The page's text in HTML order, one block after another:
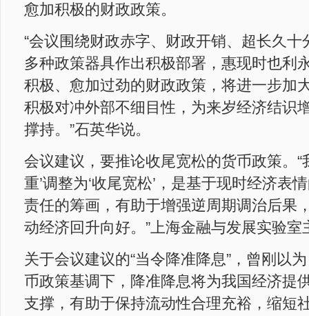
愈加积极的财政政策。
“会议围绕财政赤字、财政开销、超长久十
多种政策器具作出积极部署，惠现时也利
积极、愈加过劲的财政政策，将进一步加
积极对冲外部不细目性，为来岁经济结识
撑持。”石英华说。
会议建议，要推论收尾宽松的货币政策。“
重’调整为‘收尾宽松’，是基于现时经济表
责任的筹画，有助于增强逆周期调治后果
动经济回升向好。”上海金融与发展实验室
关于会议建议的“当令降准降息”，曾刚以
币政策基调下，降准降息将为我国经济提
支撑，有助于保持流动性合理充裕，缩短